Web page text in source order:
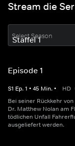
Stream die
Select Season
Episode 1
S1 Ep.1 • 45 Min. • HD
Bei seiner Rückkehr
Dr. Matthew Nolan am
tödlichen Unfall
ausgeliefert werden.